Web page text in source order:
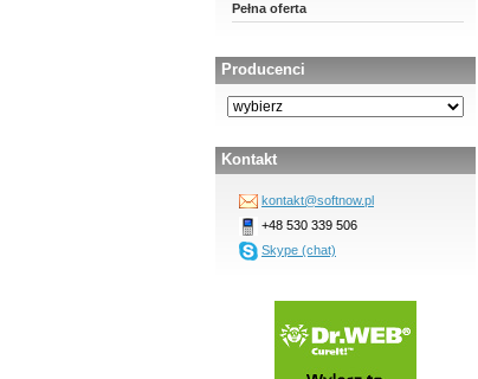
Pełna oferta
Producenci
Kontakt
kontakt@softnow.pl
+48 530 339 506
Skype (chat)